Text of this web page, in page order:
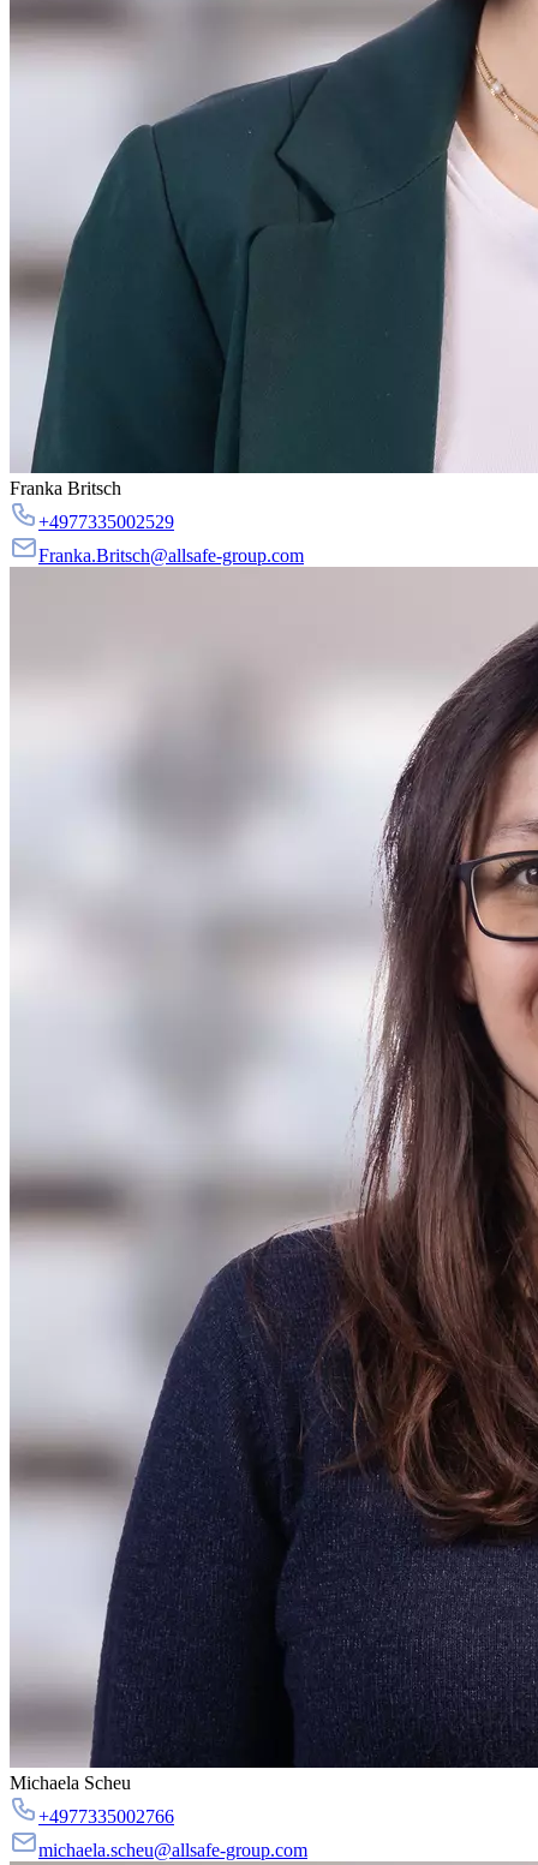
Franka Britsch
+4977335002529
Franka.Britsch@allsafe-group.com
Michaela Scheu
+4977335002766
michaela.scheu@allsafe-group.com